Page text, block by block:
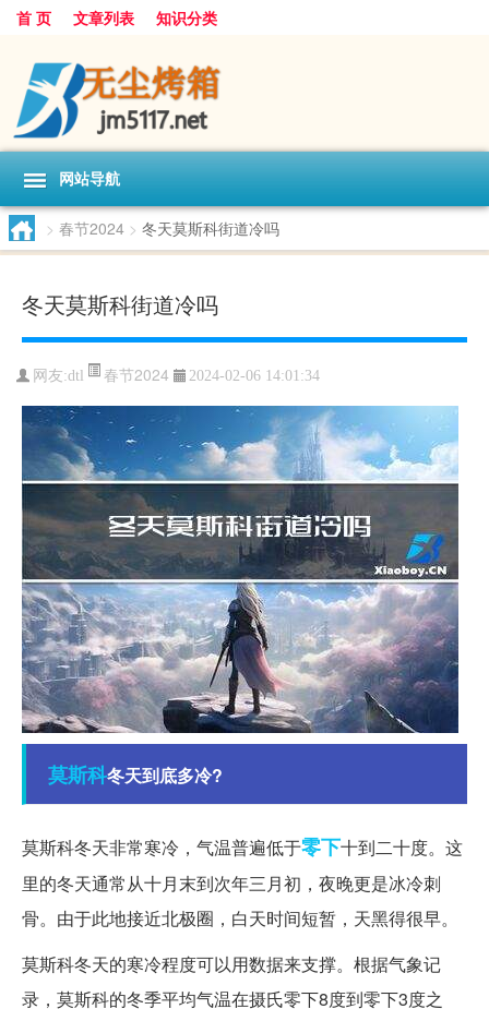
首 页 文章列表 知识分类
网站导航
> 春节2024 > 冬天莫斯科街道冷吗
冬天莫斯科街道冷吗
网友:dtl 春节2024 2024-02-06 14:01:34
莫斯科冬天到底多冷?
莫斯科冬天非常寒冷，气温普遍低于零下十到二十度。这
里的冬天通常从十月末到次年三月初，夜晚更是冰冷刺
骨。由于此地接近北极圈，白天时间短暂，天黑得很早。
莫斯科冬天的寒冷程度可以用数据来支撑。根据气象记
录，莫斯科的冬季平均气温在摄氏零下8度到零下3度之